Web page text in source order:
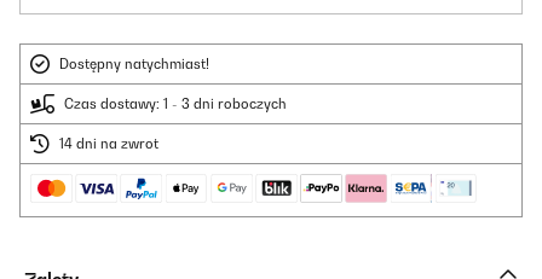
Dostępny natychmiast!
Czas dostawy: 1 - 3 dni roboczych
14 dni na zwrot